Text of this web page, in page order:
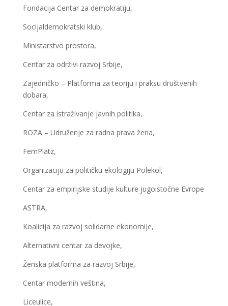
Fondacija Centar za demokratiju,
Socijaldemokratski klub,
Ministarstvo prostora,
Centar za održivi razvoj Srbije,
Zajedničko – Platforma za teoriju i praksu društvenih
dobara,
Centar za istraživanje javnih politika,
ROZA – Udruženje za radna prava žena,
FemPlatz,
Organizaciju za političku ekologiju Polekol,
Centar za empirijske studije kulture jugoistočne Evrope
ASTRA,
Koalicija za razvoj solidarne ekonomije,
Alternativni centar za devojke,
Ženska platforma za razvoj Srbije,
Centar modernih veština,
Liceulice,